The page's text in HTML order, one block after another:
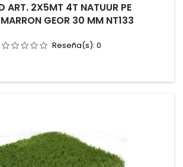
ART. 2X5MT 4T NATUUR PE
GEOR 30 MM NT133
Reseña(s): 0